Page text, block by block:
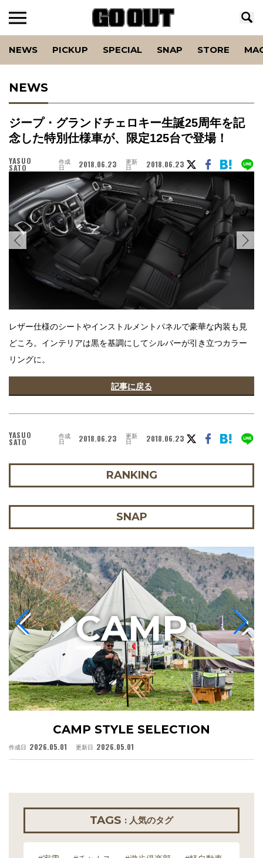
NEWS PICKUP SPECIAL SNAP STORE
NEWS
ジープ・グランドチェロキー生誕25周年を記
念した特別仕様車が、限定125台で登場！
YASUO
SATO
作成
日 2018.06.23 更新
日 2018.06.23
レザー仕様のシートやインストルメントパネルで豪華な内装も見
どころ。インテリアは黒を基調にしてシルバーが引き立つカラー
リングに。
記事に戻る
YASUO
SATO
作成
日 2018.06.23 更新
日 2018.06.23
RANKING
SNAP
CAMP STYLE SELECTION
作成日 2026.05.01 更新日 2026.05.01
CAMP
TAGS : 人気のタグ